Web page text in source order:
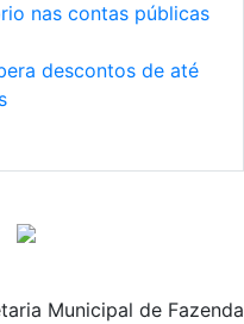
nas contas públicas
descontos de até
Municipal de Fazenda